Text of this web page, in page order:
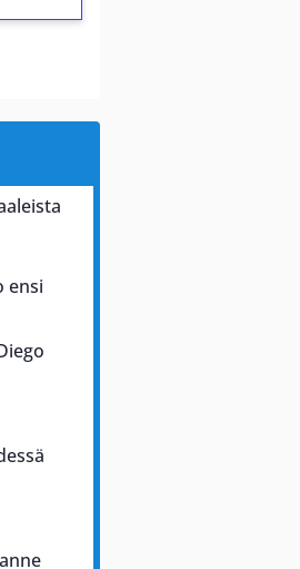
ensi